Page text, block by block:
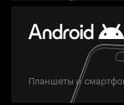
Планшеты и